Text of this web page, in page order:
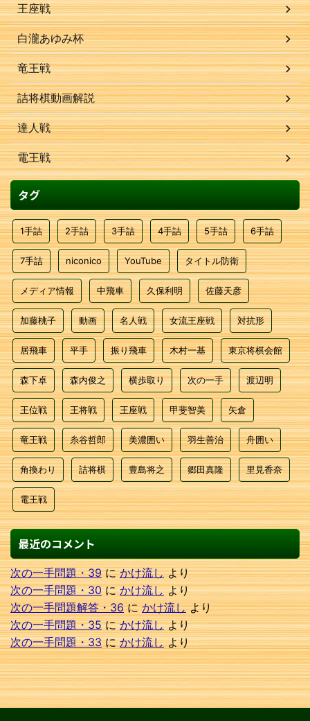
王座戦
白瀧あゆみ杯
竜王戦
詰将棋動画解説
達人戦
電王戦
タグ
1手詰 2手詰 3手詰 4手詰 5手詰 6手詰
7手詰 niconico YouTube タイトル防衛
メディア情報 中飛車 久保利明 佐藤天彦
加藤桃子 動画 名人戦 女流王座戦 対抗形
居飛車 平手 振り飛車 木村一基 東京将棋会館
森下卓 森内俊之 横歩取り 次の一手 渡辺明
王位戦 王将戦 王座戦 甲斐智美 矢倉
竜王戦 糸谷哲郎 美濃囲い 羽生善治 舟囲い
角換わり 詰将棋 豊島将之 郷田真隆 里見香奈
電王戦
最近のコメント
次の一手問題・39にかけ流しより
次の一手問題・30にかけ流しより
次の一手問題解答・36にかけ流しより
次の一手問題・35にかけ流しより
次の一手問題・33にかけ流しより